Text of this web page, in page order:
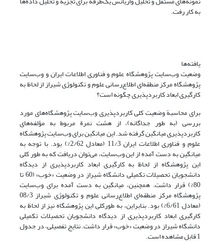
به کار رفت.
یافته‌ها
وضعیت وب‌سایت پژوهشگاه علوم و فناوری اطلاعات ایران و وب‌سایت
پژوهشگاه مرکز منطقه‌ای اطلاع‌رسانی علوم و تکنولوژی شیراز از لحاظ به
کارگیری ابعاد کاربردپذیری چگونه است؟
برای محاسبة وضعیت کلی کاربردپذیری وب‌سایت پژوهشگاه‌های مورد
بررسی (به طور جداگانه)، از هشت نمرة مربوط به مؤلفه‌های
کاربردپذیری میانگین گرفته شد. این میانگین برای وب‌سایت پژوهشگاه
علوم و فناوری اطلاعات ایران 11/3 (معادل 2/62%) بود. با توجه به
میانگین به دست آمده از این وب‌سایت، می‌توان دریافت که به طور کلی
این پژوهشگاه از لحاظ به کارگیری ابعاد کاربردپذیری از دیدگاه
دانشجویان تحصیلات تکمیلی دانشگاه شیراز در وضعیت «خوب» (60 تا
80%) قرار داشت. همچنین، میانگین به دست آمده برای وب‌سایت
پژوهشگاه مرکز منطقه‌ای اطلاع‌رسانی علوم و تکنولوژی شیراز 08/3
(معادل 6/61%) بود. بنابراین، به طورکلی این پژوهشگاه نیز از لحاظ به
کارگیری ابعاد کاربردپذیری از دیدگاه دانشجویان تحصیلات تکمیلی
دانشگاه شیراز در وضعیت «خوب» قرار داشت. نتایج تفصیلی، در جدول
1 قابل مشاهده است.